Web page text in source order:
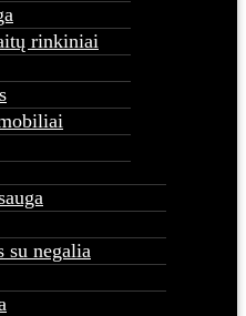
rinkiniai
su negalia